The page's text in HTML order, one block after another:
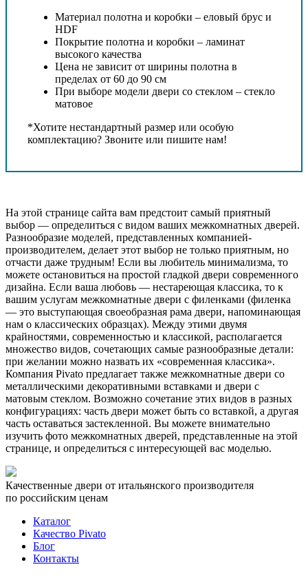
Материал полотна и коробки – еловый брус и
HDF
Покрытие полотна и коробки – ламинат
высокого качества
Цена не зависит от ширины полотна в
пределах от 60 до 90 см
При выборе модели двери со стеклом – стекло
матовое
*Хотите нестандартный размер или особую
комплектацию? Звоните или пишите нам!
На этой странице сайта вам предстоит самый приятный
выбор — определиться с видом ваших межкомнатных дверей.
Разнообразие моделей, представленных компанией-
производителем, делает этот выбор не только приятным, но
отчасти даже трудным! Если вы любитель минимализма, то
можете остановиться на простой гладкой двери современного
дизайна. Если ваша любовь — нестареющая классика, то к
вашим услугам межкомнатные двери с филенками (филенка
— это выступающая своеобразная рама двери, напоминающая
нам о классических образцах). Между этими двумя
крайностями, современностью и классикой, располагается
множество видов, сочетающих самые разнообразные детали:
при желании можно назвать их «современная классика».
Компания Pivato предлагает также межкомнатные двери со
металлическими декоративными вставками и двери с
матовым стеклом. Возможно сочетание этих видов в разных
конфигурациях: часть двери может быть со вставкой, а другая
часть оставаться застекленной. Вы можете внимательно
изучить фото межкомнатных дверей, представленные на этой
странице, и определиться с интересующей вас моделью.
Качественные двери от итальянского производителя
по российским ценам
Каталог
Качество Pivato
Блог
Контакты